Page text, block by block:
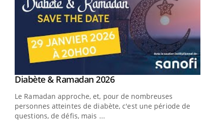
Youtube
Diabète & Ramadan 2026Youtube
Le Ramadan approche, et, pour de nombreuses
personnes atteintes de diabète, c'est une période de
questions, de défis, mais ...